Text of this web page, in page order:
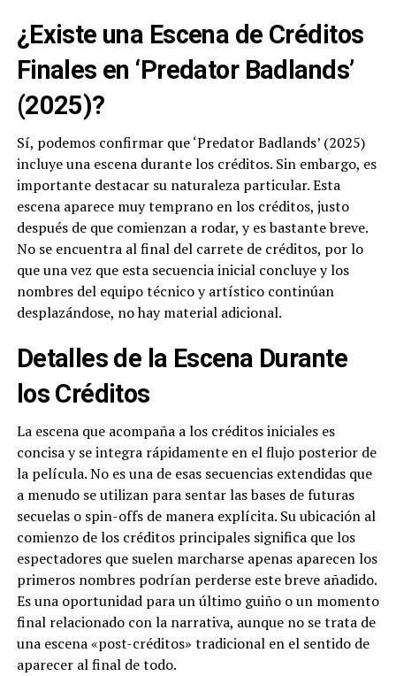
¿Existe una Escena de Créditos
Finales en ‘Predator Badlands’
(2025)?
Sí, podemos confirmar que ‘Predator Badlands’ (2025)
incluye una escena durante los créditos. Sin embargo, es
importante destacar su naturaleza particular. Esta
escena aparece muy temprano en los créditos, justo
después de que comienzan a rodar, y es bastante breve.
No se encuentra al final del carrete de créditos, por lo
que una vez que esta secuencia inicial concluye y los
nombres del equipo técnico y artístico continúan
desplazándose, no hay material adicional.
Detalles de la Escena Durante
los Créditos
La escena que acompaña a los créditos iniciales es
concisa y se integra rápidamente en el flujo posterior de
la película. No es una de esas secuencias extendidas que
a menudo se utilizan para sentar las bases de futuras
secuelas o spin-offs de manera explícita. Su ubicación al
comienzo de los créditos principales significa que los
espectadores que suelen marcharse apenas aparecen los
primeros nombres podrían perderse este breve añadido.
Es una oportunidad para un último guiño o un momento
final relacionado con la narrativa, aunque no se trata de
una escena «post-créditos» tradicional en el sentido de
aparecer al final de todo.